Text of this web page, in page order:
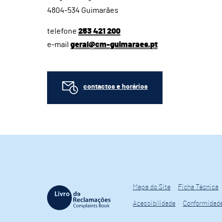
4804-534 Guimarães
telefone 253 421 200
e-mail geral@cm-guimaraes.pt
contactos e horários
Mapa do Site Ficha Técnica
Acessibilidade